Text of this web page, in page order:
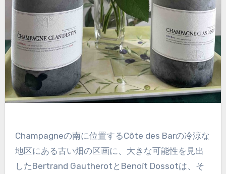
Champagneの南に位置するCôte des Barの冷涼な
地区にある古い畑の区画に、大きな可能性を見出
したBertrand GautherotとBenoït Dossotは、そ